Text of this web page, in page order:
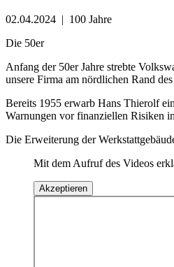
02.04.2024 | 100 Jahre
Die 50er
Anfang der 50er Jahre strebte
unsere Firma am nördlichen Rand
Bereits 1955 erwarb Hans Thierolf
Warnungen vor finanziellen Risiken
Die Erweiterung der
Mit dem Aufruf des Videos